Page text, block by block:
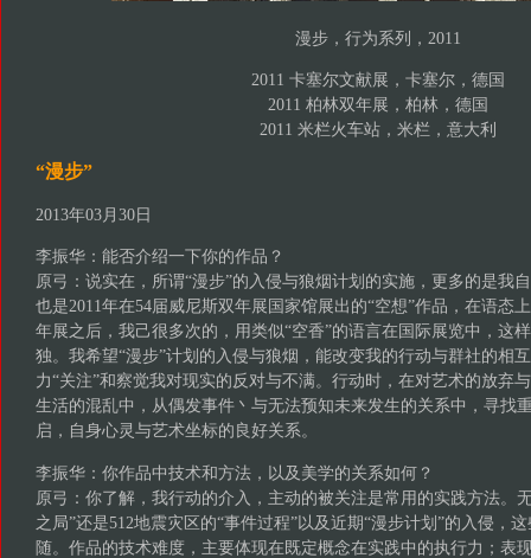
漫步，行为系列，2011
2011 卡塞尔文献展，卡塞尔，德国
2011 柏林双年展，柏林，德国
2011 米栏火车站，米栏，意大利
“漫步”
2013年03月30日
李振华：能否介绍一下你的作品？
原弓：说实在，所谓“漫步”的入侵与狼烟计划的实施，更多的是我
也是2011年在54届威尼斯双年展国家馆展出的“空想”作品，在语态
年展之后，我己很多次的，用类似“空香”的语言在国际展览中，这
独。我希望“漫步”计划的入侵与狼烟，能改变我的行动与群社的相
力“关注”和察觉我对现实的反对与不满。行动时，在对艺术的放弃
生活的混乱中，从偶发事件丶与无法预知未来发生的关系中，寻找
启，自身心灵与艺术坐标的良好关系。
李振华：你作品中技术和方法，以及美学的关系如何？
原弓：你了解，我行动的介入，主动的被关注是常用的实践方法。
之局”还是512地震灾区的“事件过程”以及近期“漫步计划”的入侵，
随。作品的技术难度，主要体现在既定概念在实践中的执行力；表